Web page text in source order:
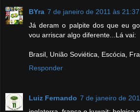
BYra 7 de janeiro de 2011 às 21:37
Já deram o palpite dos que eu
vou arriscar algo diferente...Lá vai:
Brasil, União Soviética, Escócia,
Responder
Luiz Fernando 7 de janeiro de